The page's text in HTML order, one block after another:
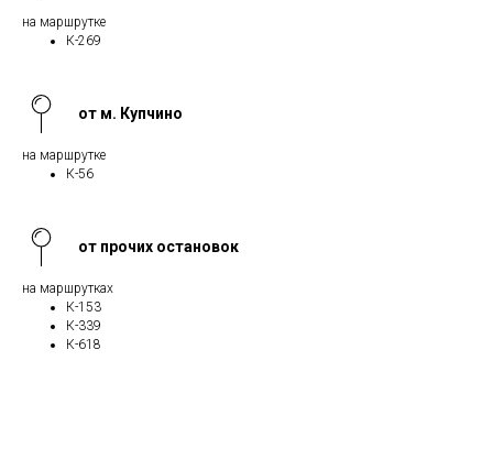
на маршрутке
К-269
от м. Купчино
на маршрутке
К-56
от прочих остановок
на маршрутках
К-153
К-339
К-618